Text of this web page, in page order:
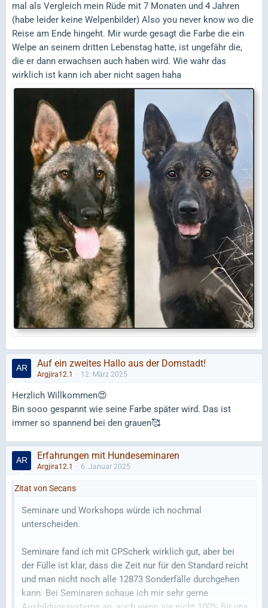
Zitat von Argjira12.1
mal als Vergleich mein Rüde mit 7 Monaten und 4
Jahren (habe leider keine Welpenbilder) Also you
never know wo die Reise am Ende hingeht. Mir
wurde gesagt die Farbe die ein Welpe an seinem
dritten Lebenstag hatte, ist ungefähr die, die er dann
erwachsen auch haben wird. Wie wahr das wirklich
ist kann ich aber nicht sagen haha
oh Wahnsinn, da erkennt man ja gar nicht mehr obs
Wahnsinn
mal als Vergleich mein Rüde mit 7 Monaten und 4 Jahren
(habe leider keine Welpenbilder) Also you never know wo die
Reise am Ende hingeht. Mir wurde gesagt die Farbe die ein
Welpe an seinem dritten Lebenstag hatte, ist ungefähr die,
die er dann erwachsen auch haben wird. Wie wahr das
wirklich ist kann ich aber nicht sagen haha
Auf ein zweites Hallo aus der Domstadt!
Argjira12.1 12. März 2025
Herzlich Willkommen😍
Bin sooo gespannt wie seine Farbe später wird. Das ist
immer so spannend bei den grauen🥰
Erfahrungen mit Hundeseminaren
Argjira12.1 6. Januar 2025
Zitat von Secans
Seminare und Workshops würde ich nochmal
unterscheiden.
Seminare fand ich mit CPScherk wirklich gut, aber bei
der Fülle ist klar, dass die Zeit nur für den Standard reicht
und man nicht noch alle 12873 Sonderfälle durchgehen
kann. Bei Seminaren schaue ich mir sehr gerne